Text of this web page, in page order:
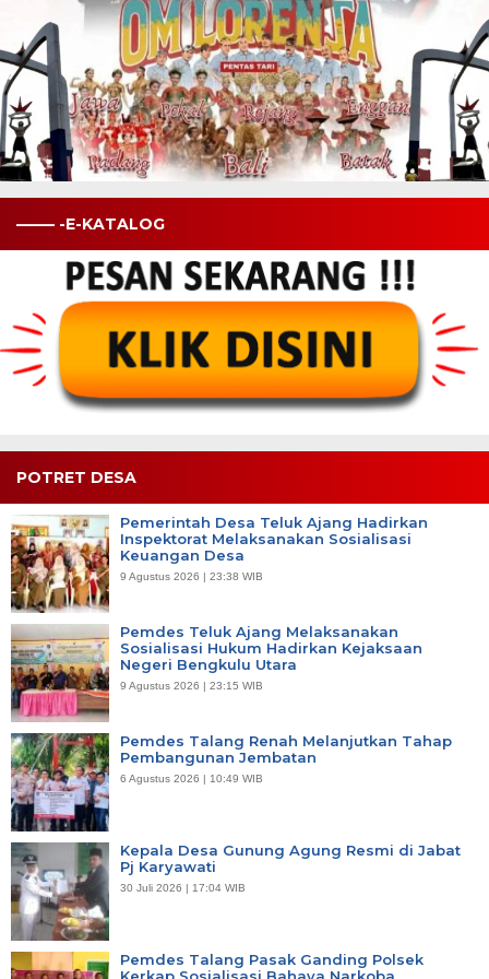
——– -E-KATALOG
POTRET DESA
Pemerintah Desa Teluk Ajang Hadirkan
Inspektorat Melaksanakan Sosialisasi
Keuangan Desa
9 Agustus 2026 | 23:38 WIB
Pemdes Teluk Ajang Melaksanakan
Sosialisasi Hukum Hadirkan Kejaksaan
Negeri Bengkulu Utara
9 Agustus 2026 | 23:15 WIB
Pemdes Talang Renah Melanjutkan Tahap
Pembangunan Jembatan
6 Agustus 2026 | 10:49 WIB
Kepala Desa Gunung Agung Resmi di Jabat
Pj Karyawati
30 Juli 2026 | 17:04 WIB
Pemdes Talang Pasak Ganding Polsek